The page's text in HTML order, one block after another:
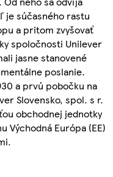
súčasného rastu
a pritom zvyšovať
spoločnosti Unilever
jasne stanovené
poslanie.
a prvú pobočku na
Slovensko, spol. s r.
obchodnej jednotky
Východná Európa (EE)